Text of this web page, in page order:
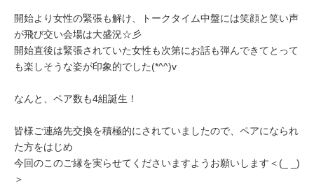
開始より女性の緊張も解け、トークタイム中盤には笑顔と笑い声
が飛び交い会場は大盛況☆彡
開始直後は緊張されていた女性も次第にお話も弾んできてとって
も楽しそうな姿が印象的でした(*^^)v
なんと、ペア数も4組誕生！
皆様ご連絡先交換を積極的にされていましたので、ペアになられ
た方をはじめ
今回のこのご縁を実らせてくださいますようお願いします＜(_ _)
＞